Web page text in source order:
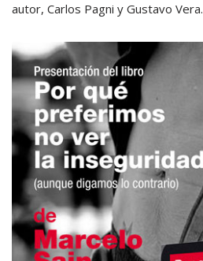
autor, Carlos Pagni y Gustavo Vera.